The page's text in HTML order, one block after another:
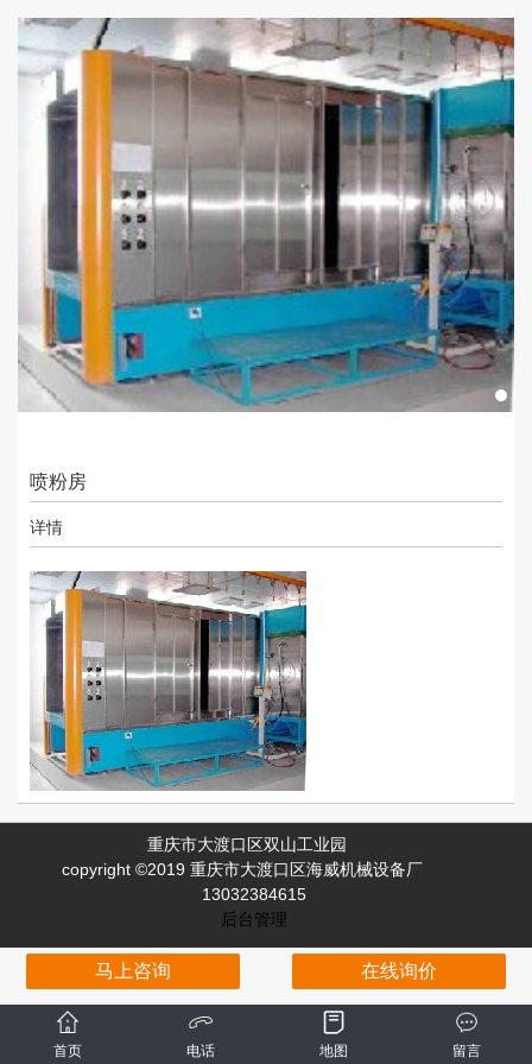
喷粉房
详情
马上咨询 在线询价
重庆市大渡口区双山工业园
copyright ©2019 重庆市大渡口区海威机械设备厂
13032384615
后台管理
首页 电话 地图 留言